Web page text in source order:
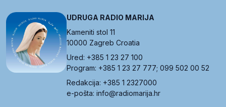
UDRUGA RADIO MARIJA
Kameniti stol 11
10000 Zagreb Croatia
Ured: +385 1 23 27 100
Program: +385 1 23 27 777; 099 502 00 52
Redakcija: +385 1 2327000
e-pošta: info@radiomarija.hr